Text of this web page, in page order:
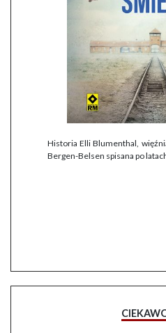
Historia Elli Blumenthal,
Bergen-Belsen spisana po